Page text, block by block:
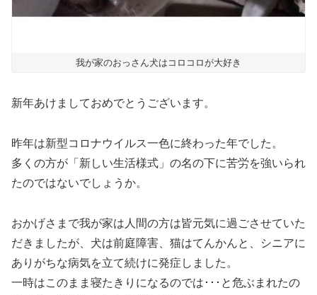
我が家のおっさん犬はコロコロが大好き
新年あけましておめでとうございます。
昨年は新型コロナウイルス一色に終わった年でした。
多くの方が「新しい生活様式」の名の下に苦労を強いられ
たのではないでしょうか。
おかげさまで我が家は人間の方は皆元気に過ごさせていた
だきましたが、犬は前庭障害、猫はてんかんと、シニアに
ありがちな病気を立て続けに発症しました。
一時はこのまま寝たきりになるのでは･･･と危ぶまれたの